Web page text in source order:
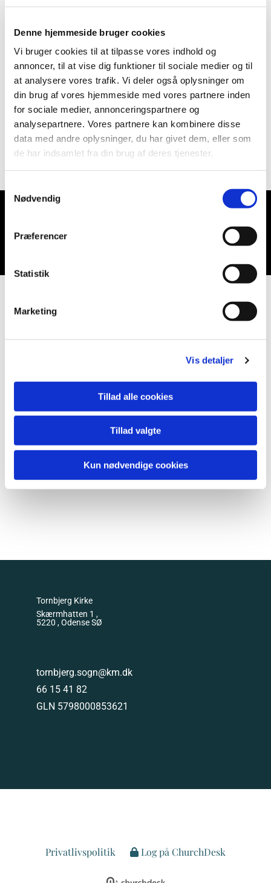
Denne hjemmeside bruger cookies
Vi bruger cookies til at tilpasse vores indhold og
annoncer, til at vise dig funktioner til sociale medier og til
at analysere vores trafik. Vi deler også oplysninger om
din brug af vores hjemmeside med vores partnere inden
for sociale medier, annonceringspartnere og
analysepartnere. Vores partnere kan kombinere disse
data med andre oplysninger, du har givet dem, eller som
de har indsamlet fra din brug af deres tjenester.
Nødvendig
Præferencer
Statistik
Marketing
Vis detaljer
Tillad alle cookies
Tillad valgte
Kun nødvendige cookies
Du vil måske også kunne lide...
Tornbjerg Kirke
Skærmhatten 1 ,
5220 , Odense SØ
tornbjerg.sogn@km.dk
66 15 41 82
GLN 5798000853621
Privatlivspolitik Log på ChurchDesk